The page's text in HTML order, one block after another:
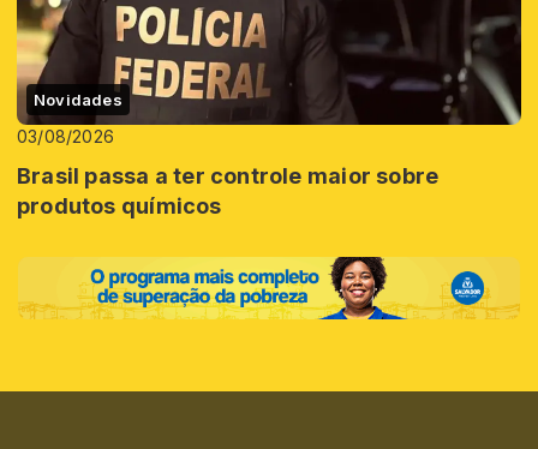
Novidades
03/08/2026
Brasil passa a ter controle maior sobre
produtos químicos